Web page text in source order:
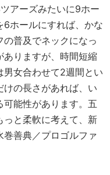
アーズみたいに9ホー
6ホールにすれば、かな
普及でネックになっ
ありますが、時間短縮
女合わせて2週間とい
けの長さがあれば、い
能性があります。五
っと柔軟に考えて、新
巻善典／プロゴルファ